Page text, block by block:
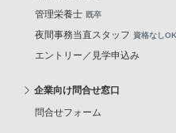
管理栄養士 既卒
夜間事務当直スタッフ 資格なしOK
エントリー／見学申込み
企業向け問合せ窓口
問合せフォーム